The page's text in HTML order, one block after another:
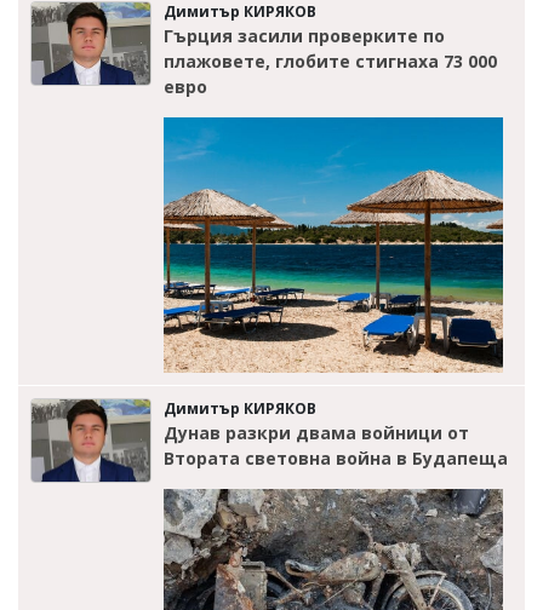
Димитър КИРЯКОВ
Гърция засили проверките по
плажовете, глобите стигнаха 73 000
евро
Димитър КИРЯКОВ
Дунав разкри двама войници от
Втората световна война в Будапеща